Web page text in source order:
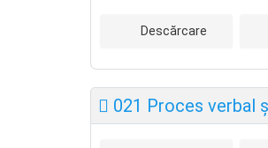
Descărcare
021 Proces verbal